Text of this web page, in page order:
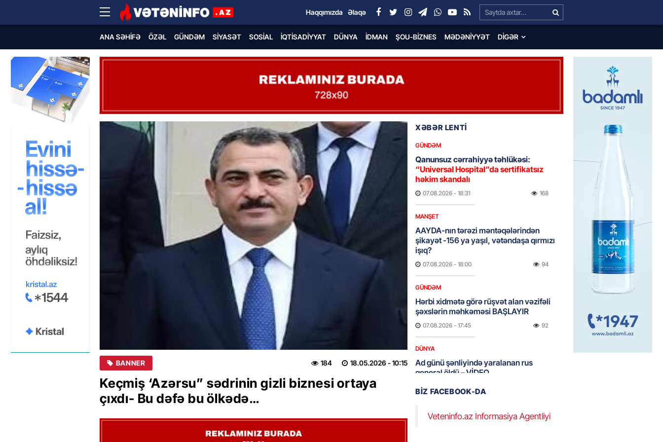
Search…
Haqqımızda Əlaqə
ANA SƏHIFƏ ÖZƏL GÜNDƏM SIYASƏT SOSIAL İQTISADIYYAT DÜNYA İDMAN ŞOU-BIZNES MƏDƏNIYYƏT DIGƏR
BANNER 18.05.2026 - 10:15
184
Keçmiş ‘Azərsu” sədrinin gizli biznesi ortaya
çıxdı- Bu dəfə bu ölkədə…
XƏBƏR LENTİ
GÜNDƏM
Qanunsuz cərrahiyyə təhlükəsi:
“Universal Hospital”da sertifikatsız
həkim skandalı
07.08.2026 - 18:31 168
MANŞET
AAYDA-nın tərəzi məntəqələrindən
şikayət -156 ya yaşıl, vətəndaşa qırmızı
işıq?
07.08.2026 - 18:00 94
GÜNDƏM
Hərbi xidmətə görə rüşvət alan vəzifəli
şəxslərin məhkəməsi BAŞLAYIR
07.08.2026 - 17:45 92
DÜNYA
Ad günü şənliyində yaralanan rus
general öldü – VİDEO
95 yaşlı qadının milyonluq mirası ilə
BIZ FACEBOOK-DA
Veteninfo.az Informasiya Agentliyi